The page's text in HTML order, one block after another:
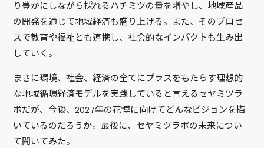
り豊かにしながら採れるハチミツの量を増やし、地域産品
の開発を通じて地域経済も盛り上げる。また、そのプロセ
スで教育や福祉とも連携し、社会的なインパクトも生み出
していく。
まさに環境、社会、経済の全てにプラスをもたらす理想的
な地域循環経済モデルを実践していると言えるセヤミツラ
ボだが、今後、2027年の花博に向けてどんなビジョンを描
いているのだろうか。最後に、セヤミツラボの未来につい
て聞いてみた。